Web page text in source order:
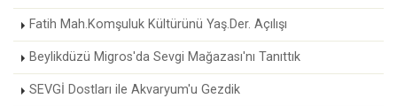
Fatih Mah.Komşuluk Kültürünü Yaş.Der. Açılışı
Beylikdüzü Migros'da Sevgi Mağazası'nı Tanıttık
SEVGİ Dostları ile Akvaryum'u Gezdik